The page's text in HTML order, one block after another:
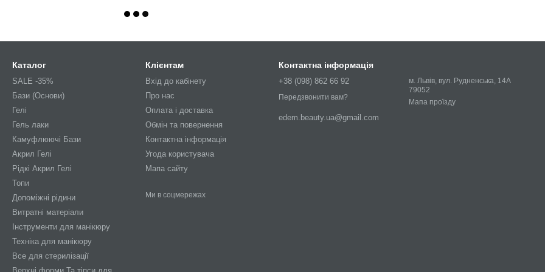
Каталог
SALE -35%
Бази (Основи)
Гелі
Гель лаки
Камуфлюючі Бази
Акрил Гелі
Рідкі Акрил Гелі
Топи
Допоміжні рідини
Витратні матеріали
Інструменти для манікюру
Техніка для манікюру
Все для стерилізації
Клієнтам
Вхід до кабінету
Про нас
Оплата і доставка
Обмін та повернення
Контактна інформація
Угода користувача
Мапа сайту
Ми в соцмережах
Контактна інформація
+38 (098) 862 66 92
Передзвонити вам?
edem.beauty.ua@gmail.com
м. Львів, вул. Рудненська, 14А
79052
Мапа проїзду